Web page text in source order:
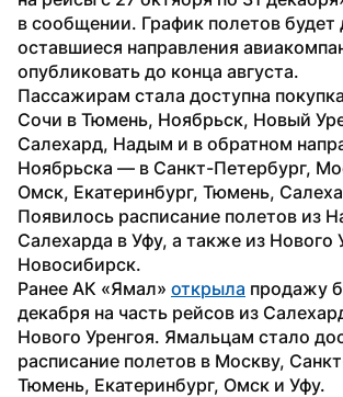
в сообщении. График полетов
оставшиеся направления
опубликовать до конца августа.
Пассажирам стала доступна
Сочи в Тюмень, Ноябрьск, Новый
Салехард, Надым и в обратном
Ноябрьска — в Санкт-Петербург,
Омск, Екатеринбург, Тюмень,
Появилось расписание полетов из
Салехарда в Уфу, а также из Нового
Новосибирск.
Ранее АК «Ямал» открыла продажу
декабря на часть рейсов из
Нового Уренгоя. Ямальцам стало
расписание полетов в Москву,
Тюмень, Екатеринбург, Омск и Уфу.